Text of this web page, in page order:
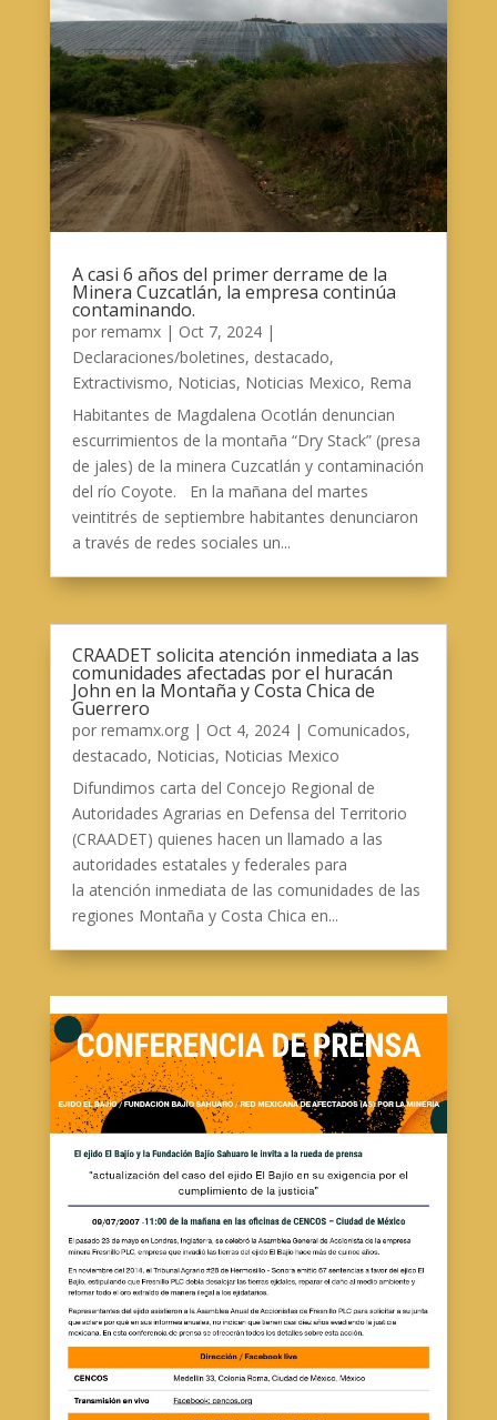
A casi 6 años del primer derrame de la
Minera Cuzcatlán, la empresa continúa
contaminando.
por remamx| Oct 7, 2024|
Declaraciones/boletines, destacado,
Extractivismo, Noticias, Noticias Mexico, Rema
Habitantes de Magdalena Ocotlán denuncian
escurrimientos de la montaña “Dry Stack” (presa
de jales) de la minera Cuzcatlán y contaminación
del río Coyote. En la mañana del martes
veintitrés de septiembre habitantes denunciaron
a través de redes sociales un...
CRAADET solicita atención inmediata a las
comunidades afectadas por el huracán
John en la Montaña y Costa Chica de
Guerrero
por remamx.org| Oct 4, 2024| Comunicados,
destacado, Noticias, Noticias Mexico
Difundimos carta del Concejo Regional de
Autoridades Agrarias en Defensa del Territorio
(CRAADET) quienes hacen un llamado a las
autoridades estatales y federales para
la atención inmediata de las comunidades de las
regiones Montaña y Costa Chica en...